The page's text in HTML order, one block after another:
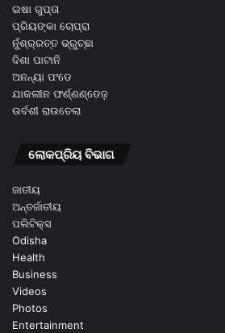
ଇଷା ଗୁପ୍ତା
ପ୍ରିୟଙ୍କା ଚୋପ୍ରା
ନୁଁଶ୍ର୍ରତ୍ତ ଭ୍ରୁଚ୍ଛା
ଦିଶା ପାଟାନି
ଅନନ୍ୟା ପଂଡେ
ଯାକଲୀନ ଫର୍ଣ୍ଣଣ୍ଡେଜ଼
ଉର୍ବଶୀ ରାଉତେଲା
ଲୋକପ୍ରିୟ ବିଭାଗ
ଜାତୀୟ
ଅନ୍ତର୍ଜାତୀୟ
ପଲିଟିକ୍ସ
Odisha
Health
Business
Videos
Photos
Entertainment